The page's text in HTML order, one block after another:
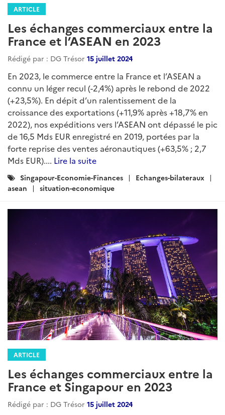
ARTICLE
Les échanges commerciaux entre la
France et l’ASEAN en 2023
Rédigé par : DG Trésor 15 juillet 2024
En 2023, le commerce entre la France et l’ASEAN a
connu un léger recul (-2,4%) après le rebond de 2022
(+23,5%). En dépit d’un ralentissement de la
croissance des exportations (+11,9% après +18,7% en
2022), nos expéditions vers l’ASEAN ont dépassé le pic
de 16,5 Mds EUR enregistré en 2019, portées par la
forte reprise des ventes aéronautiques (+63,5% ; 2,7
Mds EUR).... Lire la suite
Catégories
:
Singapour-Economie-Finances
Echanges-bilateraux
asean
situation-economique
ARTICLE
Les échanges commerciaux entre la
France et Singapour en 2023
Rédigé par : DG Trésor 15 juillet 2024